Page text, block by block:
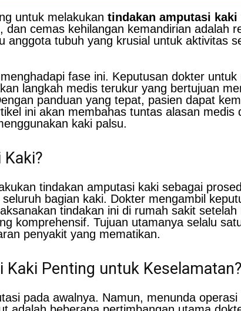
untuk melakukan tindakan amputasi kaki
cemas kehilangan kemandirian adalah
anggota tubuh yang krusial untuk aktivitas
fase ini. Keputusan dokter
langkah medis terukur yang bertujuan
panduan yang tepat, pasien dapat
ini akan membahas tuntas alasan medis
kaki palsu.
tindakan amputasi kaki sebagai
bagian kaki. Dokter mengambil
tindakan ini di rumah sakit
komprehensif. Tujuan utamanya selalu
penyakit yang mematikan.
Kaki Penting untuk Keselamatan?
pada awalnya. Namun, menunda